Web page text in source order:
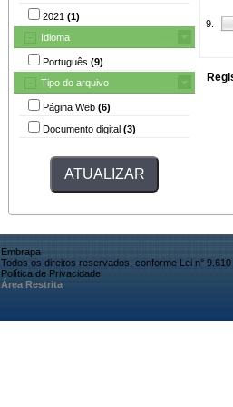
2021 (1)
Idioma
Português (9)
Tipo do arquivo
Página Web (6)
Documento digital (3)
9.
Embrapa
Todos os direitos reservados, conforme Lei n° 9.610
Política de Privacidade
Área Restrita